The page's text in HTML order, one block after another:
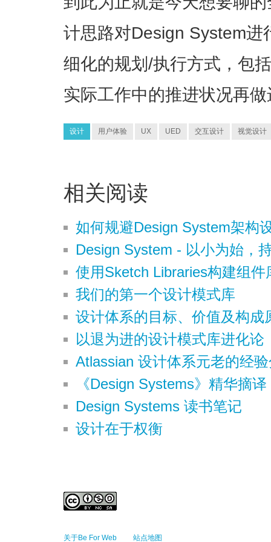
计思路对Design System进
细化的规划/执行方式，包
实际工作中的推进状况再
设计 用户体验 UX UED 交互设计 视觉设计
相关阅读
如何规避Design System架构
Design System - 以小为始，
使用Sketch Libraries构建组件
我们的第一个设计模式库
设计体系的目标、价值及构成
以退为进的设计模式库进化论
Atlassian 设计体系元老的经
《Design Systems》精华摘
Design Systems 读书笔记
设计在于权衡
关于Be For Web 站点地图